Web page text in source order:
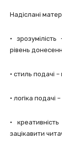
Надіслані
•
рівень
• стиль подачі
• логіка подачі
•
зацікавити